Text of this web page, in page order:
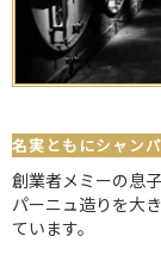
名実ともにシャン
創業者メミーの息
パーニュ造りを大
ています。